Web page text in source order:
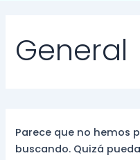
General
Parece que no hemos
buscando. Quizá